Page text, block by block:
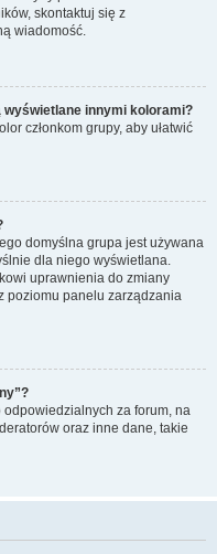
skontaktuj się z
wiadomość.
wyświetlane innymi kolorami?
członkom grupy, aby ułatwić
domyślna grupa jest używana
dla niego wyświetlana.
uprawnienia do zmiany
poziomu panelu zarządzania
za forum, na
oraz inne dane, takie